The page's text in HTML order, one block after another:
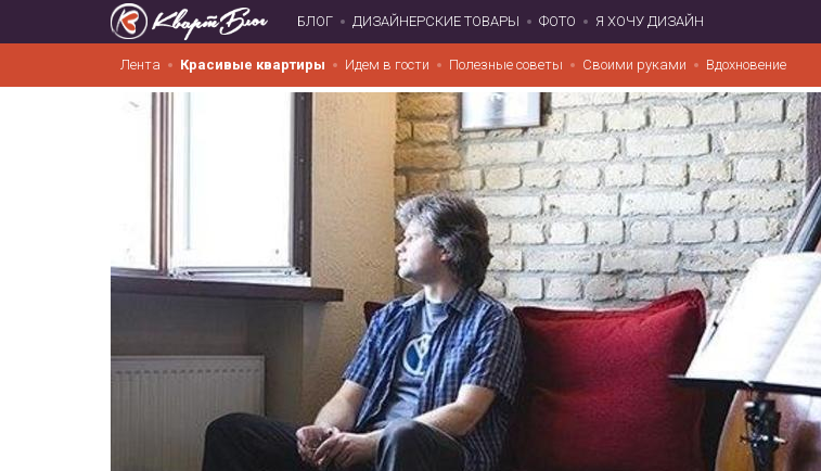
БЛОГ ДИЗАЙНЕРСКИЕ ТОВАРЫ ФОТО Я ХОЧУ ДИЗАЙН
Лента Красивые квартиры Идем в гости Полезные советы Своими руками Вдохновение